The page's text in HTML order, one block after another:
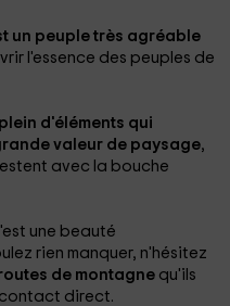
un peuple très agréable
l'essence des peuples de
d'éléments qui
valeur de paysage,
avec la bouche
une beauté
rien manquer, n'hésitez
de montagne qu'ils
direct.